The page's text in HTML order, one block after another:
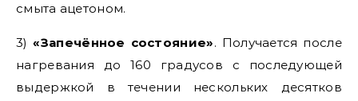
смыта ацетоном.
3)«Запечённое состояние». Получается после
нагревания до 160 градусов с последующей
выдержкой в течении нескольких десятков